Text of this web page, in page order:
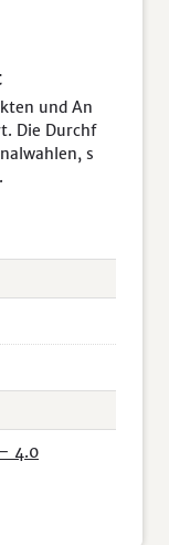
und An
Die Durchf
s
4.0